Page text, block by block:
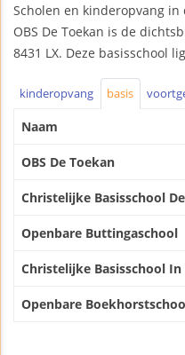
Scholen en kinderopvang in
OBS De Toekan is de
8431 LX. Deze basisschool
kinderopvang basis
Naam
OBS De Toekan
Christelijke Basisschool
Openbare Buttingaschool
Christelijke Basisschool In
Openbare